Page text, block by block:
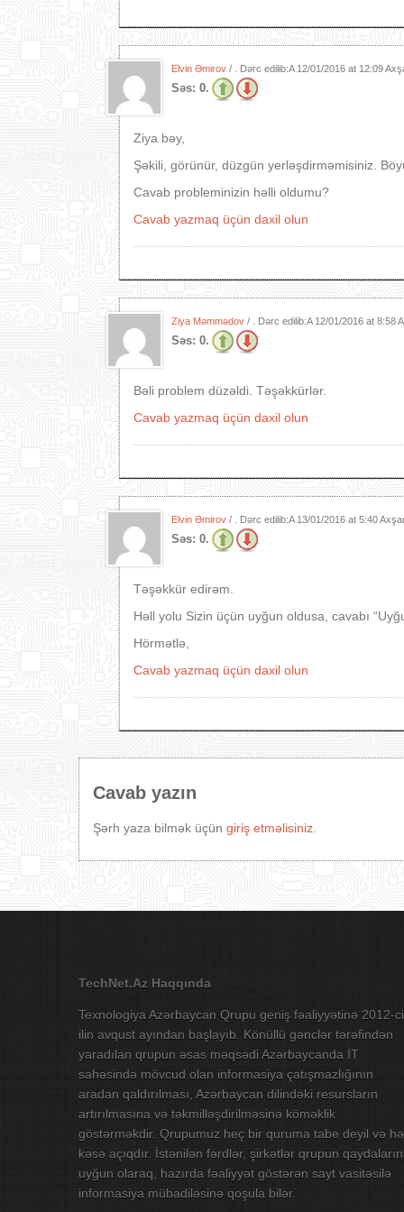
Elvin Əmirov / . Dərc edilib:A 12/01/2016 at 12:09
Səs: 0.
Ziya bəy,
Şəkili, görünür, düzgün yerləşdirməmisiniz.
Cavab probleminizin həlli oldumu?
Cavab yazmaq üçün daxil olun
Ziya Məmmədov / . Dərc edilib:A 12/01/2016 at 8:58
Səs: 0.
Bəli problem düzəldi. Təşəkkürlər.
Cavab yazmaq üçün daxil olun
Elvin Əmirov / . Dərc edilib:A 13/01/2016 at 5:40
Səs: 0.
Təşəkkür edirəm.
Həll yolu Sizin üçün uyğun oldusa, cavabı
Hörmətlə,
Cavab yazmaq üçün daxil olun
Cavab yazın
Şərh yaza bilmək üçün giriş etməlisiniz
TechNet.Az Haqqında
Texnologiya Azərbaycan Qrupu geniş fəaliyyətinə 2012-ci
ilin avqust ayından başlayıb. Könüllü gənclər tərəfindən
yaradılan qrupun əsas məqsədi Azərbaycanda İT
sahəsində mövcud olan informasiya çatışmazlığının
aradan qaldırılması, Azərbaycan dilindəki resursların
artırılmasına və təkmilləşdirilməsinə köməklik
göstərməkdir. Qrupumuz heç bir quruma tabe deyil və
kəsə açıqdır. İstənilən fərdlər, şirkətlər qrupun
uyğun olaraq, hazırda fəaliyyət göstərən sayt vasitəsilə
informasiya mübadiləsinə qoşula bilər.